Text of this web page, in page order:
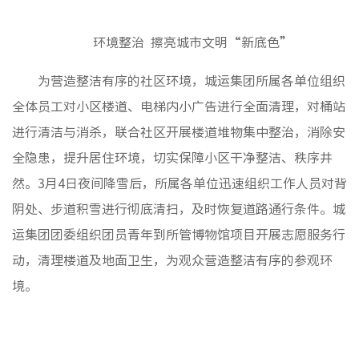
环境整治 擦亮城市文明“新底色”
为营造整洁有序的社区环境，城运集团所属各单位组织
全体员工对小区楼道、电梯内小广告进行全面清理，对桶站
进行清洁与消杀，联合社区开展楼道堆物集中整治，消除安
全隐患，提升居住环境，切实保障小区干净整洁、秩序井
然。3月4日夜间降雪后，所属各单位迅速组织工作人员对背
阴处、步道积雪进行彻底清扫，及时恢复道路通行条件。城
运集团团委组织团员青年到所管博物馆项目开展志愿服务行
动，清理楼道及地面卫生，为观众营造整洁有序的参观环
境。